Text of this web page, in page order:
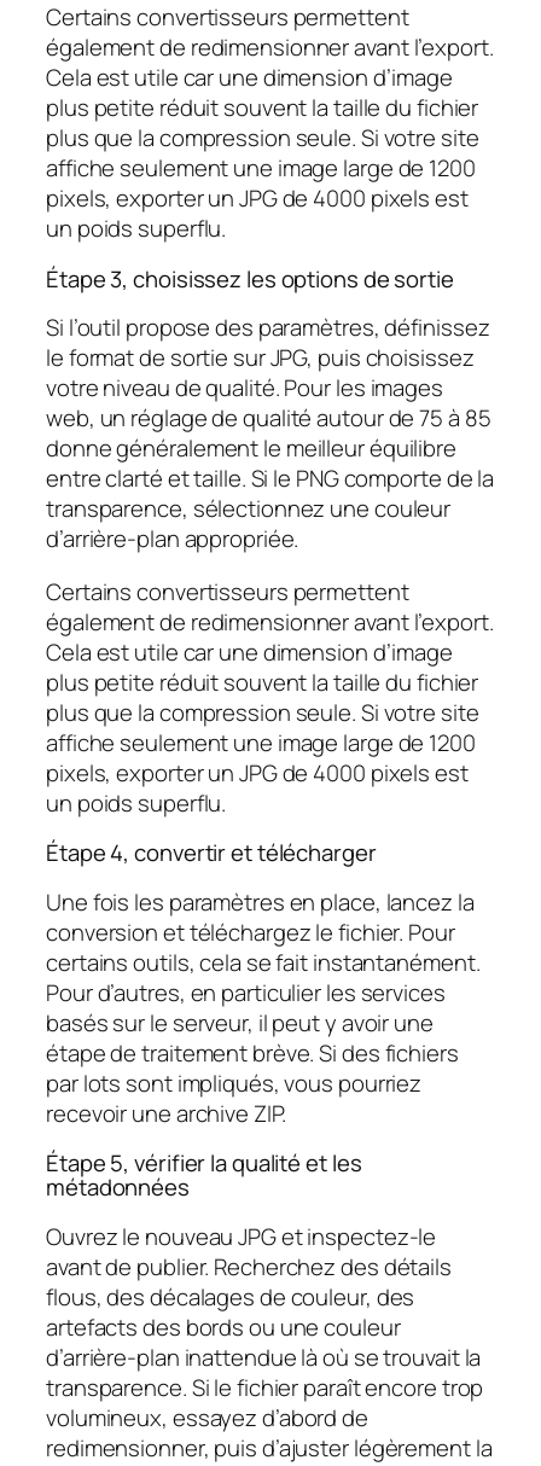
Certains convertisseurs permettent
également de redimensionner avant l’export.
Cela est utile car une dimension d’image
plus petite réduit souvent la taille du fichier
plus que la compression seule. Si votre site
affiche seulement une image large de 1200
pixels, exporter un JPG de 4000 pixels est
un poids superflu.
Étape 3, choisissez les options de sortie
Si l’outil propose des paramètres, définissez
le format de sortie sur JPG, puis choisissez
votre niveau de qualité. Pour les images
web, un réglage de qualité autour de 75 à 85
donne généralement le meilleur équilibre
entre clarté et taille. Si le PNG comporte de la
transparence, sélectionnez une couleur
d’arrière-plan appropriée.
Certains convertisseurs permettent
également de redimensionner avant l’export.
Cela est utile car une dimension d’image
plus petite réduit souvent la taille du fichier
plus que la compression seule. Si votre site
affiche seulement une image large de 1200
pixels, exporter un JPG de 4000 pixels est
un poids superflu.
Étape 4, convertir et télécharger
Une fois les paramètres en place, lancez la
conversion et téléchargez le fichier. Pour
certains outils, cela se fait instantanément.
Pour d’autres, en particulier les services
basés sur le serveur, il peut y avoir une
étape de traitement brève. Si des fichiers
par lots sont impliqués, vous pourriez
recevoir une archive ZIP.
Étape 5, vérifier la qualité et les
métadonnées
Ouvrez le nouveau JPG et inspectez-le
avant de publier. Recherchez des détails
flous, des décalages de couleur, des
artefacts des bords ou une couleur
d’arrière-plan inattendue là où se trouvait la
transparence. Si le fichier paraît encore trop
volumineux, essayez d’abord de
redimensionner, puis d’ajuster légèrement la